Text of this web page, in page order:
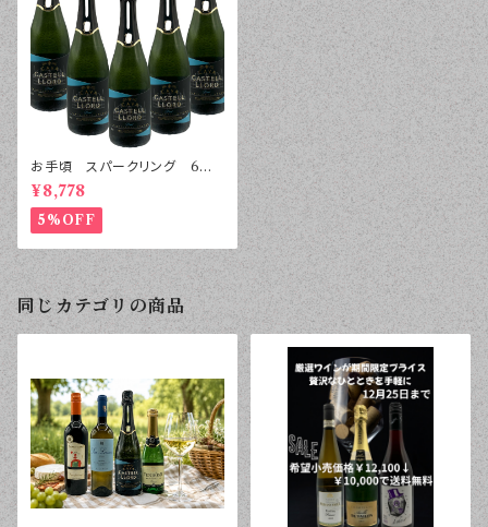
お手頃 スパークリング 6本
セット
¥8,778
5%OFF
同じカテゴリの商品